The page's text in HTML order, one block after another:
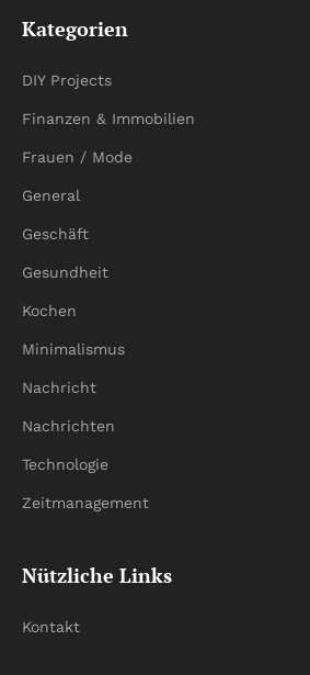
Kategorien
DIY Projects
Finanzen & Immobilien
Frauen / Mode
General
Geschäft
Gesundheit
Kochen
Minimalismus
Nachricht
Nachrichten
Technologie
Zeitmanagement
Nützliche Links
Kontakt